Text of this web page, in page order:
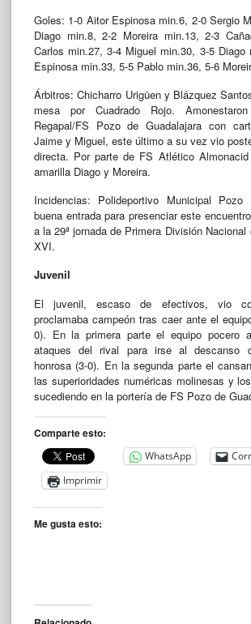
Goles: 1-0 Aitor Espinosa min.6, 2-0 Sergio
Diago min.8, 2-2 Moreira min.13, 2-3
Carlos min.27, 3-4 Miguel min.30, 3-5 Diago
Espinosa min.33, 5-5 Pablo min.36, 5-6
Árbitros: Chicharro Urigüen y Blázquez
mesa por Cuadrado Rojo.
Regapal/FS Pozo de Guadalajara con
Jaime y Miguel, este último a su vez vio
directa. Por parte de FS Atlético
amarilla Diago y Moreira.
Incidencias: Polideportivo Municipal Pozo
buena entrada para presenciar este
a la 29ª jornada de Primera División Nacional
XVI.
Juvenil
El juvenil, escaso de efectivos, vio
proclamaba campeón tras caer ante el
0). En la primera parte el equipo pocero
ataques del rival para irse al descanso
honrosa (3-0). En la segunda parte el
las superioridades numéricas molinesas y
sucediendo en la portería de FS Pozo de
Comparte esto:
WhatsApp
Imprimir
Me gusta esto: